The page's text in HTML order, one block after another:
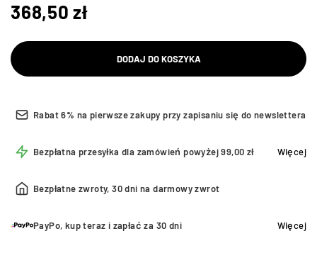
368,50zł
DODAJ DO KOSZYKA
Rabat 6% na pierwsze zakupy przy zapisaniu się do newslettera
Bezpłatna przesyłka dla zamówień powyżej 99,00 zł Więcej
Bezpłatne zwroty, 30 dni na darmowy zwrot
PayPo, kup teraz i zapłać za 30 dni Więcej